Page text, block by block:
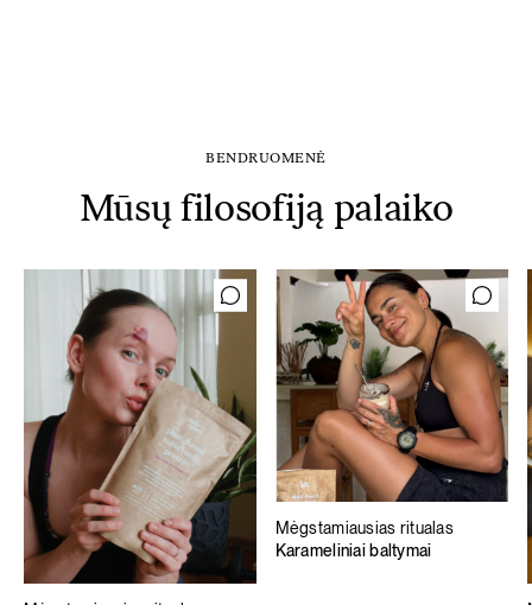
BENDRUOMENĖ
Mūsų filosofiją palaiko
Mėgstamiausias ritualas
Karameliniai baltymai